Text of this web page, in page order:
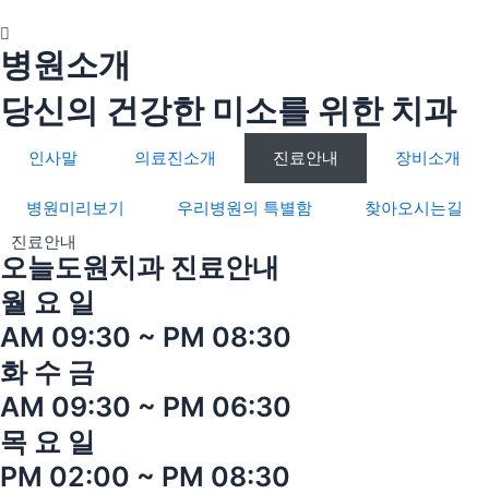
텐
츠
건
병원소개
당신의 건강한 미소를 위한 치과
인사말 의료진소개 진료안내 장비소개
병원미리보기 우리병원의 특별함 찾아오시는길
진료안내
오늘도원치과 진료안내
월 요 일
AM 09:30 ~ PM 08:30
화 수 금
AM 09:30 ~ PM 06:30
목 요 일
PM 02:00 ~ PM 08:30